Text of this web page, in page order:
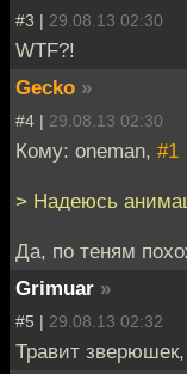
#3 | 29.08.13 02:30
WTF?!
Gecko »
#4 | 29.08.13 02:30
Кому: oneman, #1
> Надеюсь
Да, по теням
Grimuar »
#5 | 29.08.13 02:32
Травит зверюшек,